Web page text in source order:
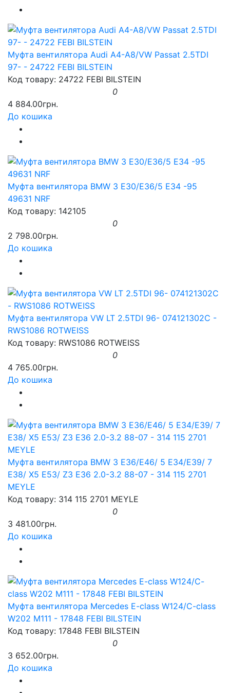
Муфта вентилятора Audi A4-A8/VW Passat 2.5TDI
97- - 24722 FEBI BILSTEIN
Код товару: 24722 FEBI BILSTEIN
0
4 884.00грн.
До кошика
Муфта вентилятора BMW 3 E30/E36/5 E34 -95
49631 NRF
Код товару: 142105
0
2 798.00грн.
До кошика
Муфта вентилятора VW LT 2.5TDI 96- 074121302C -
RWS1086 ROTWEISS
Код товару: RWS1086 ROTWEISS
0
4 765.00грн.
До кошика
Муфта вентилятора BMW 3 E36/E46/ 5 E34/E39/ 7
E38/ X5 E53/ Z3 E36 2.0-3.2 88-07 - 314 115 2701
MEYLE
Код товару: 314 115 2701 MEYLE
0
3 481.00грн.
До кошика
Муфта вентилятора Mercedes E-class W124/C-class
W202 M111 - 17848 FEBI BILSTEIN
Код товару: 17848 FEBI BILSTEIN
0
3 652.00грн.
До кошика